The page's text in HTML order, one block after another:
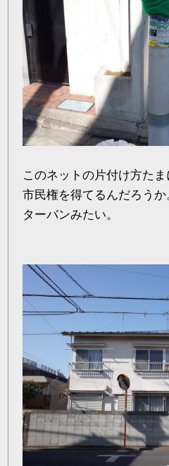
このネットの片付け方たま
市民権を得てるんだろうか
ターバンみたい。